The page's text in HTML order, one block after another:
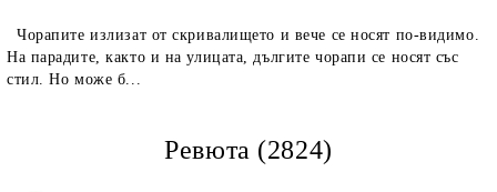
Чорапите излизат от скривалището и вече се носят по-видимо.
На парадите, както и на улицата, дългите чорапи се носят със
стил. Но може б...
Ревюта (2824)